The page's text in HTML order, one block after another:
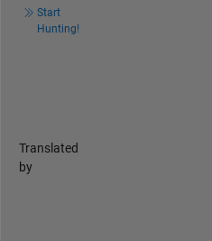
Start
Hunting!
Translated
by